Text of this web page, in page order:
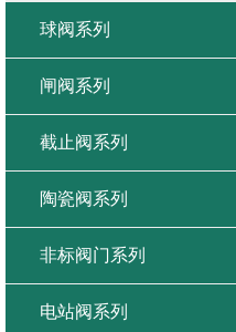
球阀系列
闸阀系列
截止阀系列
陶瓷阀系列
非标阀门系列
电站阀系列